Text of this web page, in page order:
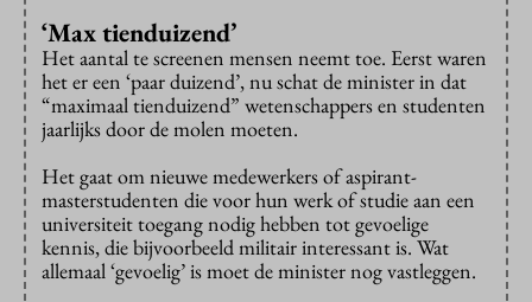
‘Max tienduizend’
Het aantal te screenen mensen neemt toe. Eerst waren
het er een ‘paar duizend’, nu schat de minister in dat
“maximaal tienduizend” wetenschappers en studenten
jaarlijks door de molen moeten.
Het gaat om nieuwe medewerkers of aspirant-
masterstudenten die voor hun werk of studie aan een
universiteit toegang nodig hebben tot gevoelige
kennis, die bijvoorbeeld militair interessant is. Wat
allemaal ‘gevoelig’ is moet de minister nog vastleggen.